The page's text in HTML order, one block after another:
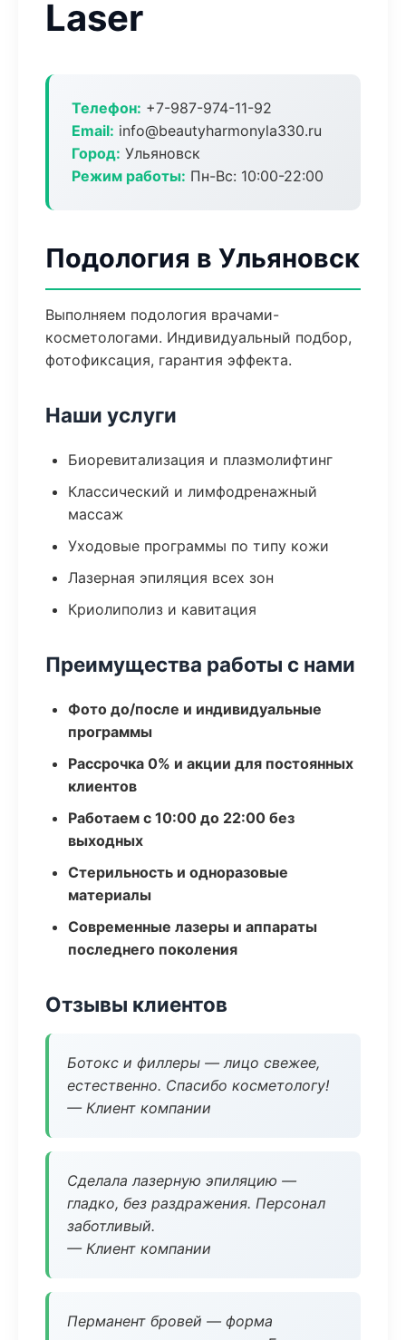
Laser
Телефон: +7-987-974-11-92
Email: info@beautyharmonyla330.ru
Город: Ульяновск
Режим работы: Пн-Вс: 10:00-22:00
Подология в Ульяновск
Выполняем подология врачами-
косметологами. Индивидуальный подбор,
фотофиксация, гарантия эффекта.
Наши услуги
Биоревитализация и плазмолифтинг
Классический и лимфодренажный
массаж
Уходовые программы по типу кожи
Лазерная эпиляция всех зон
Криолиполиз и кавитация
Преимущества работы с нами
Фото до/после и индивидуальные
программы
Рассрочка 0% и акции для постоянных
клиентов
Работаем с 10:00 до 22:00 без
выходных
Стерильность и одноразовые
материалы
Современные лазеры и аппараты
последнего поколения
Отзывы клиентов
Ботокс и филлеры — лицо свежее,
естественно. Спасибо косметологу!
— Клиент компании
Сделала лазерную эпиляцию —
гладко, без раздражения. Персонал
заботливый.
— Клиент компании
Перманент бровей — форма